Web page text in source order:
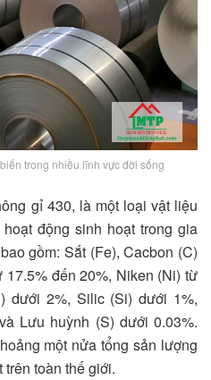
trong nhiều lĩnh vực đời sống
gỉ 430, là một loại vật liệu
động sinh hoạt trong gia
gồm: Sắt (Fe), Cacbon (C)
17.5% đến 20%, Niken (Ni) từ
dưới 2%, Silic (Si) dưới 1%,
Lưu huỳnh (S) dưới 0.03%.
một nửa tổng sản lượng
toàn thế giới.